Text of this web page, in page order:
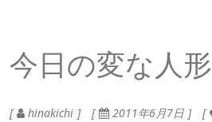
今日の変な人形
hinakichi 2011年6月7日